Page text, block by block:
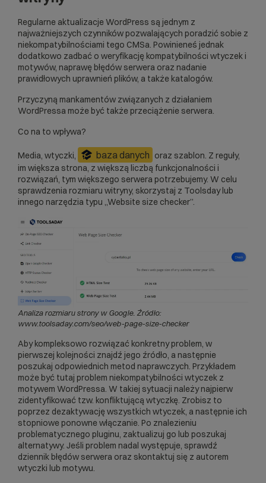
Regularne aktualizacje WordPress są jednym z
najważniejszych czynników pozwalających poradzić sobie z
niekompatybilnościami tego CMSa. Powinieneś jednak
dodatkowo zadbać o weryfikację kompatybilności wtyczek i
motywów, naprawę błędów serwera oraz nadanie
prawidłowych uprawnień plików, a także katalogów.
Przyczyną mankamentów związanych z działaniem
WordPressa może być także przeciążenie serwera.
Co na to wpływa?
Media, wtyczki, baza danych oraz szablon. Z reguły,
im większa strona, z większą liczbą funkcjonalności i
rozwiązań, tym większego serwera potrzebujemy. W celu
sprawdzenia rozmiaru witryny, skorzystaj z Toolsday lub
innego narzędzia typu „Website size checker”.
Analiza rozmiaru strony w Google. Źródło:
www.toolsaday.com/seo/web-page-size-checker
Aby kompleksowo rozwiązać konkretny problem, w
pierwszej kolejności znajdź jego źródło, a następnie
poszukaj odpowiednich metod naprawczych. Przykładem
może być tutaj problem niekompatybilności wtyczek z
motywem WordPressa. W takiej sytuacji należy najpierw
zidentyfikować tzw. konfliktującą wtyczkę. Zrobisz to
poprzez dezaktywację wszystkich wtyczek, a następnie ich
stopniowe ponowne włączanie. Po znalezieniu
problematycznego pluginu, zaktualizuj go lub poszukaj
alternatywy. Jeśli problem nadal występuje, sprawdź
dziennik błędów serwera oraz skontaktuj się z autorem
wtyczki lub motywu.